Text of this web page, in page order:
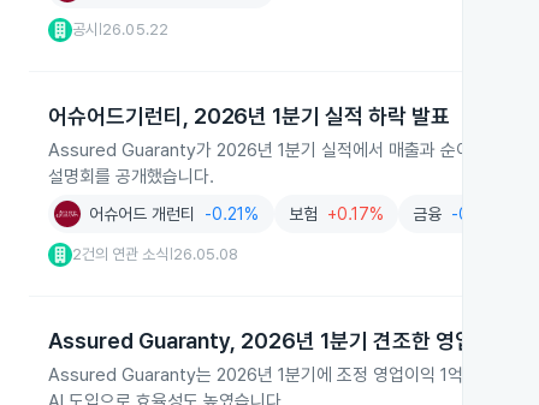
공시 26.05.22
어슈어드기런티, 2026년 1분기 실적 하락 발표
Assured Guaranty가 2026년 1분기 실적에서 매출과 순이익, 주당
설명회를 공개했습니다.
어슈어드 개런티 -0.21% 보험 +0.17% 금융 -0.81%
2건의 연관 소식 26.05.08
Assured Guaranty, 2026년 1분기 견조한 영업이익 기
Assured Guaranty는 2026년 1분기에 조정 영업이익 1억 1,500만